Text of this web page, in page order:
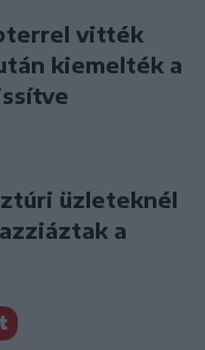
vitték
kiemelték a
üzleteknél
a